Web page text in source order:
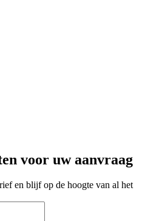
voor uw aanvraag
en blijf op de hoogte van al het